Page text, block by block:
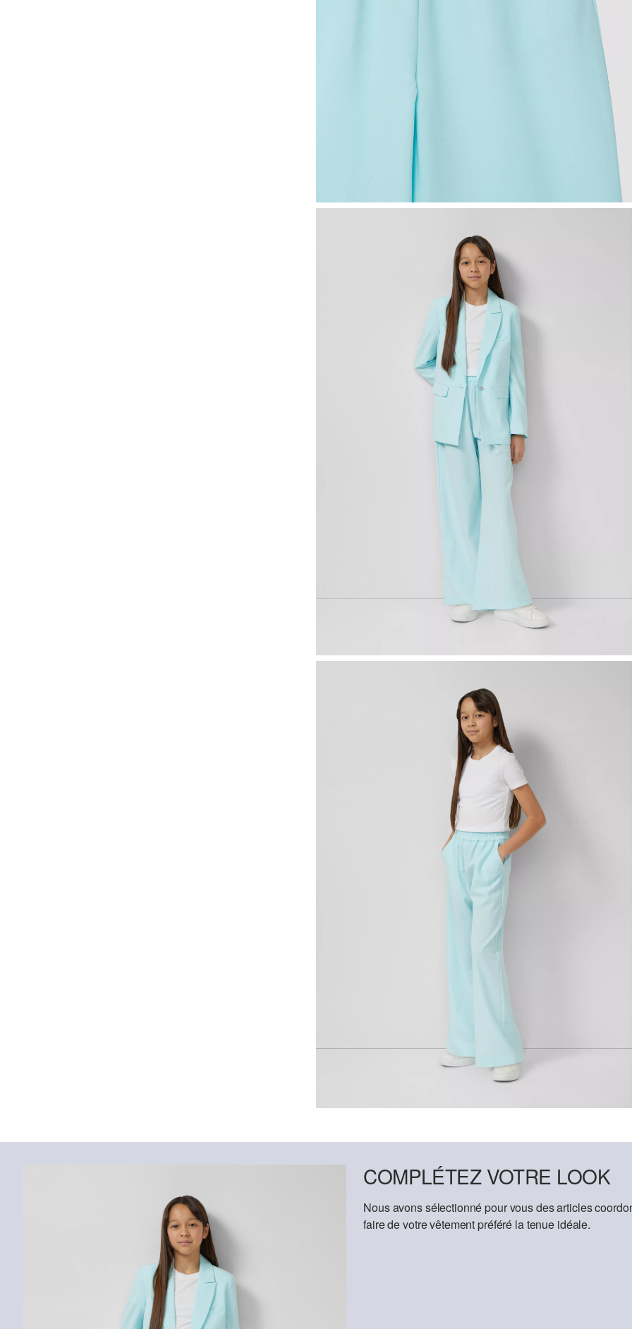
COMPLÉTEZ VOTRE LOOK
Nous avons sélectionné pour vous des articles
faire de votre vêtement préféré la tenue idéale.